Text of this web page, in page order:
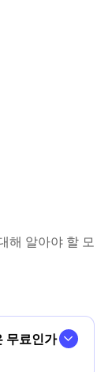
해 알아야 할 모
무료인가